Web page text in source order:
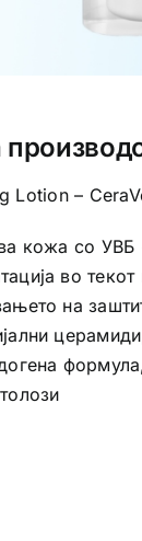
Lotion –
кожа со УВБ
во текот
на